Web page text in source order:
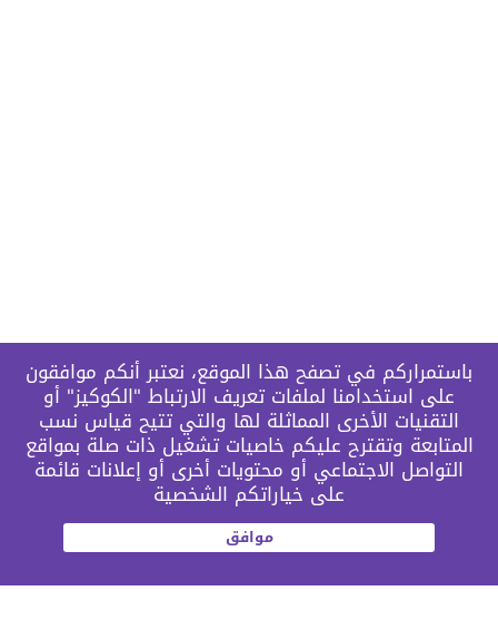
باستمراركم في تصفح هذا الموقع، نعتبر أنكم موافقون
على استخدامنا لملفات تعريف الارتباط "الكوكيز" أو
التقنيات الأخرى المماثلة لها والتي تتيح قياس نسب
المتابعة وتقترح عليكم خاصيات تشغيل ذات صلة بمواقع
التواصل الاجتماعي أو محتويات أخرى أو إعلانات قائمة
على خياراتكم الشخصية
موافق